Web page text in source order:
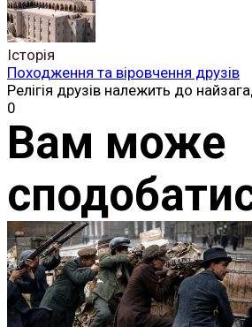
Історія
Походження та віровчення друзів
Релігія друзів належить до
0
Вам може